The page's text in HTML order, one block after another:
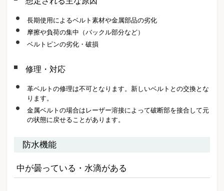
長期使用によるベルト素材や金属部品の劣化
摩擦や負荷の集中（バックル部分など）
ベルトピンの劣化・破損
修理・対応
革ベルトの修理は不可となります。新しいベルトとの交換とな
ります。
金属ベルトの場合はレーザー溶接によって破断部を接合して元
の状態に戻せることがあります。
防水機能
中が曇っている・水滴がある